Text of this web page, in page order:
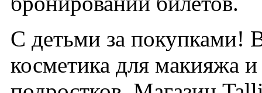
С детьми за покупками!
косметика для макияжа